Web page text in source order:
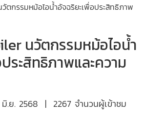
ตกรรมหม้อไอน้ำอัจฉริยะเพื่อประสิทธิภาพ
นวัตกรรมหม้อไอน้ำ
ระสิทธิภาพและความ
.ย. 2568 | 2267 จำนวนผู้เข้าชม